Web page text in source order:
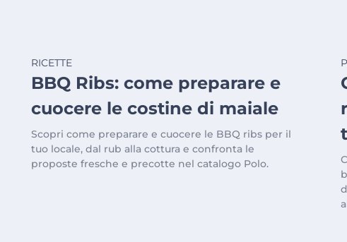
RICETTE
BBQ Ribs: come preparare e
cuocere le costine di maiale
Scopri come preparare e cuocere le BBQ ribs per il
tuo locale, dal rub alla cottura e confronta le
proposte fresche e precotte nel catalogo Polo.